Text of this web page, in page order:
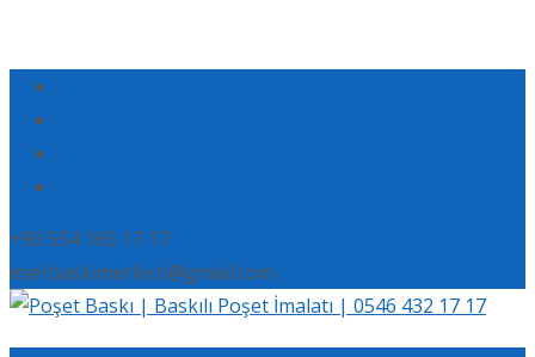
+90 554 165 17 17
eserbaskimerkezi@gmail.com